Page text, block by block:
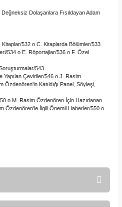
Dolaşanlara Fısıldayan Adam
532 o C. Kitaplarda Bölümler/533
534 o E. Röportajlar/536 o F. Özel
543
Yapılan Çeviriler/546 o J. Rasim
Katıldığı Panel, Söyleşi,
o M. Rasim Özdenören İçin Hazırlanan
Özdenören'le İlgili Önemli Haberler/550 o